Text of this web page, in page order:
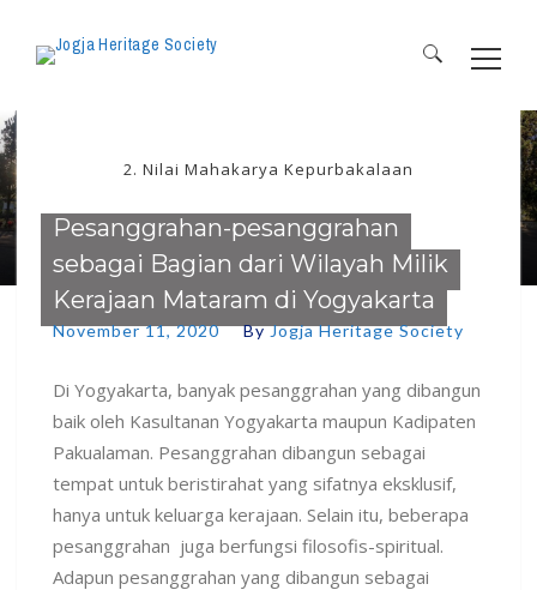
Search
for: 2. Nilai Mahakarya Kepurbakalaan
Pesanggrahan-pesanggrahan
sebagai Bagian dari Wilayah Milik
Kerajaan Mataram di Yogyakarta
November 11, 2020 ByJogja Heritage Society
Di Yogyakarta, banyak pesanggrahan yang dibangun
baik oleh Kasultanan Yogyakarta maupun Kadipaten
Pakualaman. Pesanggrahan dibangun sebagai
tempat untuk beristirahat yang sifatnya eksklusif,
hanya untuk keluarga kerajaan. Selain itu, beberapa
pesanggrahan juga berfungsi filosofis-spiritual.
Adapun pesanggrahan yang dibangun sebagai